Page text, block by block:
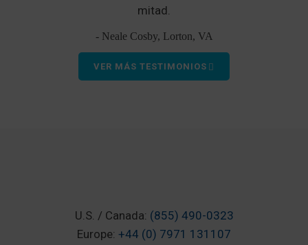
mitad.
- Neale Cosby, Lorton, VA
VER MÁS TESTIMONIOS
U.S. / Canada: (855) 490-0323
Europe: +44 (0) 7971 131107